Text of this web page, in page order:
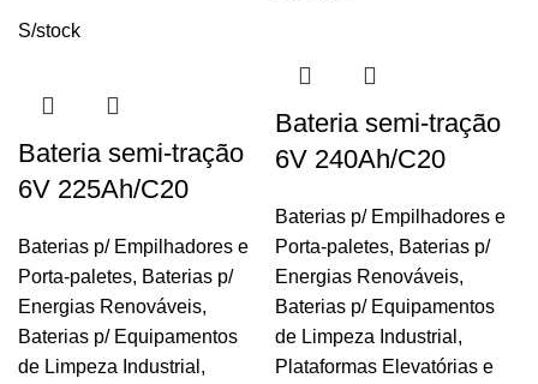
S/stock
Bateria semi-tração
6V 225Ah/C20
Baterias p/ Empilhadores e
Porta-paletes, Baterias p/
Energias Renováveis,
Baterias p/ Equipamentos
de Limpeza Industrial,
Bateria semi-tração
6V 240Ah/C20
Baterias p/ Empilhadores e
Porta-paletes, Baterias p/
Energias Renováveis,
Baterias p/ Equipamentos
de Limpeza Industrial,
Plataformas Elevatórias e